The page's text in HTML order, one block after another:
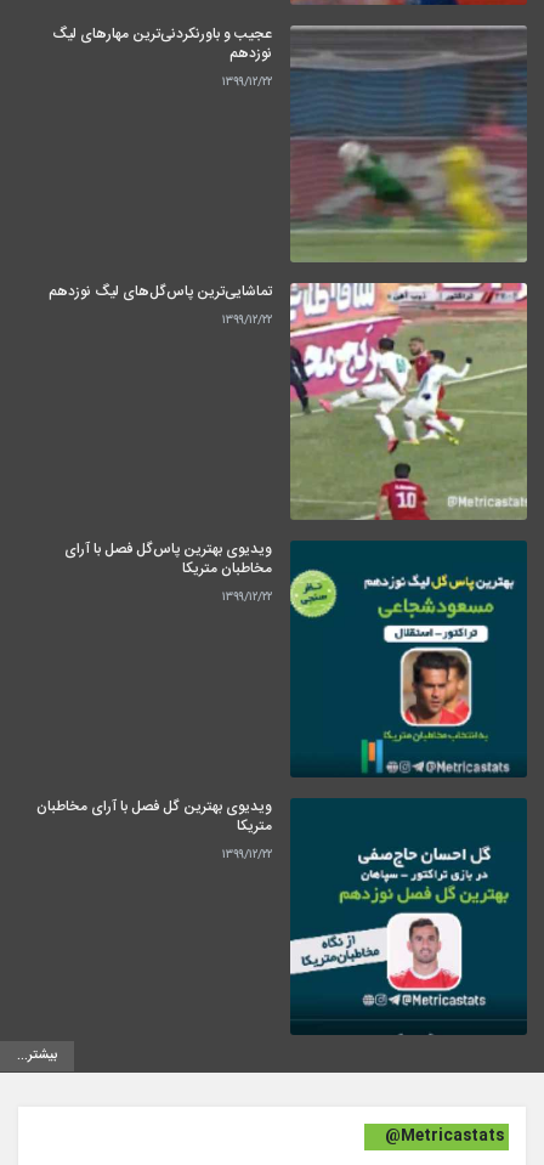
عجیب و باورنکردنی‌ترین مهارهای لیگ
نوزدهم
۱۳۹۹/۱۲/۲۲
تماشایی‌ترین پاس‌گل‌های لیگ نوزدهم
۱۳۹۹/۱۲/۲۲
ویدیوی بهترین پاس‌گل فصل با آرای
مخاطبان متریکا
۱۳۹۹/۱۲/۲۲
ویدیوی بهترین گل فصل با آرای مخاطبان
متریکا
۱۳۹۹/۱۲/۲۲
بیشتر...
@Metricastats